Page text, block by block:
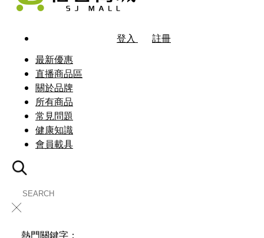
登入
註冊
最新優惠
直播商品區
關於品牌
所有商品
常見問題
健康知識
會員載具
╳
熱門關鍵字：